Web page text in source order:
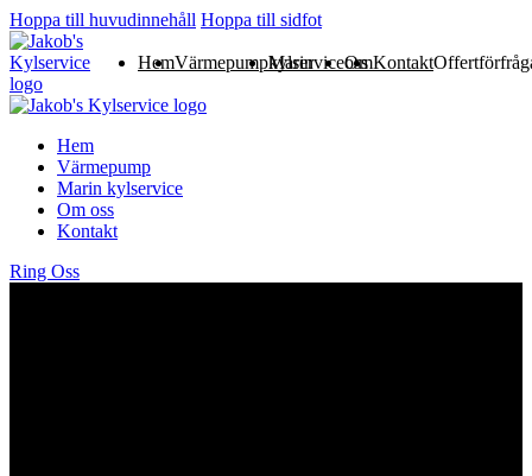
Hoppa till huvudinnehåll Hoppa till sidfot
HemVärmepumpMarin kylserviceOm oss Kontakt
Hem
Värmepump
Marin kylservice
Om oss
Kontakt
Ring Oss